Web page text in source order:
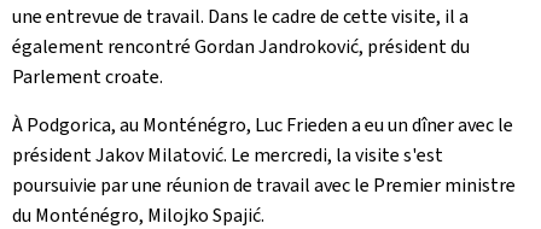
une entrevue de travail. Dans le cadre de cette visite, il a
également rencontré Gordan Jandroković, président du
Parlement croate.
À Podgorica, au Monténégro, Luc Frieden a eu un dîner avec le
président Jakov Milatović. Le mercredi, la visite s'est
poursuivie par une réunion de travail avec le Premier ministre
du Monténégro, Milojko Spajić.